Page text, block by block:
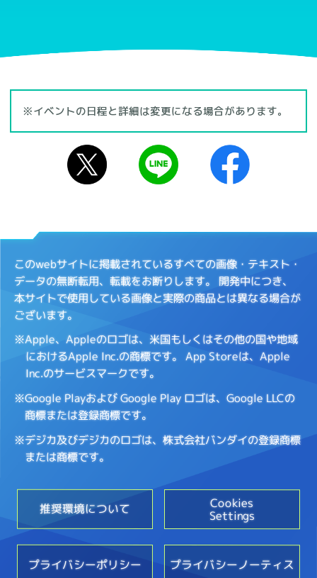
※イベントの日程と詳細は変更になる場合があります。
このwebサイトに掲載されているすべての画像・テキスト・
データの無断転用、転載をお断りします。 開発中につき、
本サイトで使用している画像と実際の商品とは異なる場合が
ございます。
※Apple、Appleのロゴは、米国もしくはその他の国や地域
におけるApple Inc.の商標です。 App Storeは、Apple
Inc.のサービスマークです。
※Google Playおよび Google Play ロゴは、Google LLCの
商標または登録商標です。
※デジカ及びデジカのロゴは、株式会社バンダイの登録商標
または商標です。
推奨環境について Cookies
Settings
プライバシーポリシー プライバシーノーティス